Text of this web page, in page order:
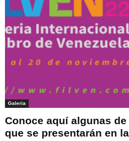
Galeria
Conoce aquí algunas
que se presentarán en